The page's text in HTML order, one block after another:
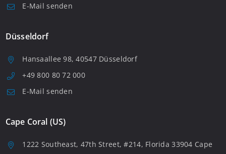
E-Mail senden
Düsseldorf
Hansaallee 98, 40547 Düsseldorf
+49 800 80 72 000
E-Mail senden
Cape Coral (US)
1222 Southeast, 47th Street, #214, Florida 33904 Cape